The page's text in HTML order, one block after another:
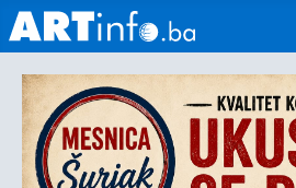
Početna
Vijesti